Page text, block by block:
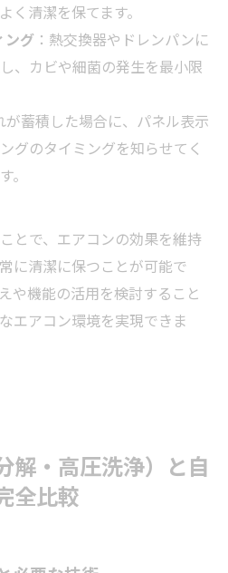
く清潔を保てます。
ング：熱交換器やドレンパンに
、カビや細菌の発生を最小限
が蓄積した場合に、パネル表示
グのタイミングを知らせてく
。
とで、エアコンの効果を維持
に清潔に保つことが可能で
や機能の活用を検討すること
エアコン環境を実現できま
解・高圧洗浄）と自
全比較